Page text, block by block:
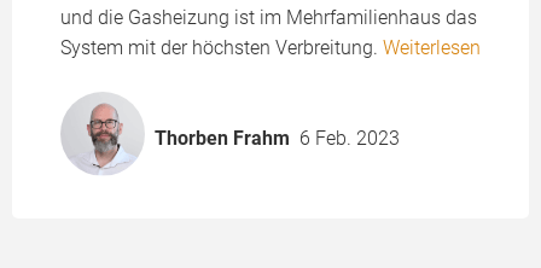
und die Gasheizung ist im Mehrfamilienhaus das
System mit der höchsten Verbreitung. Weiterlesen
Thorben Frahm 6 Feb. 2023